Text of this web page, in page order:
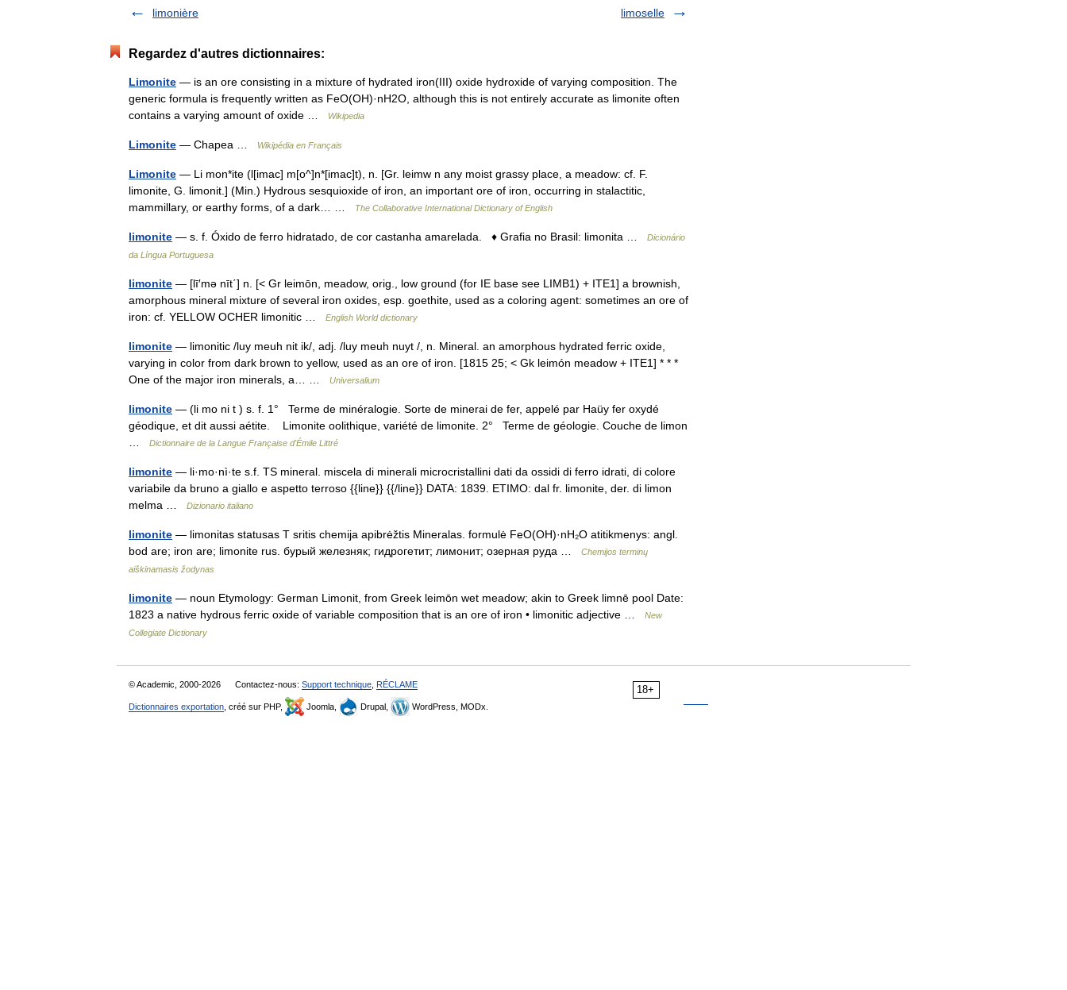
limonière
limoselle
Regardez d'autres dictionnaires:
Limonite — is an ore consisting in a mixture of hydrated iron(III) oxide hydroxide of varying composition. The
generic formula is frequently written as FeO(OH)·nH2O, although this is not entirely accurate as limonite often
contains a varying amount of oxide …
Wikipedia
Limonite — Chapea … Wikipédia en Français
Limonite — Li mon*ite (l[imac] m[o^]n*[imac]t), n. [Gr. leimw n any moist grassy place, a meadow: cf. F.
limonite, G. limonit.] (Min.) Hydrous sesquioxide of iron, an important ore of iron, occurring in stalactitic,
mammillary, or earthy forms, of a dark… …
The Collaborative International Dictionary of English
limonite — s. f. Óxido de ferro hidratado, de cor castanha amarelada. ♦ Grafia no Brasil: limonita …
Dicionário
da Língua Portuguesa
limonite — [lī′mə nīt΄] n. [< Gr leimōn, meadow, orig., low ground (for IE base see LIMB1) + ITE1] a brownish,
amorphous mineral mixture of several iron oxides, esp. goethite, used as a coloring agent: sometimes an ore of
iron: cf. YELLOW OCHER limonitic …
English World dictionary
limonite — limonitic /luy meuh nit ik/, adj. /luy meuh nuyt /, n. Mineral. an amorphous hydrated ferric oxide,
varying in color from dark brown to yellow, used as an ore of iron. [1815 25; < Gk leimón meadow + ITE1] * * *
One of the major iron minerals, a… …
Universalium
limonite — (li mo ni t ) s. f. 1° Terme de minéralogie. Sorte de minerai de fer, appelé par Haüy fer oxydé
géodique, et dit aussi aétite. Limonite oolithique, variété de limonite. 2° Terme de géologie. Couche de limon
Dictionnaire de la Langue Française d'Émile Littré
limonite — li·mo·nì·te s.f. TS mineral. miscela di minerali microcristallini dati da ossidi di ferro idrati, di colore
variabile da bruno a giallo e aspetto terroso {{line}} {{/line}} DATA: 1839. ETIMO: dal fr. limonite, der. di limon
melma …
Dizionario italiano
limonite — limonitas statusas T sritis chemija apibrėžtis Mineralas. formulė FeO(OH)·nH₂O atitikmenys: angl.
bod are; iron are; limonite rus. бурый железняк; гидрогетит; лимонит; озерная руда …
Chemijos terminų
aiškinamasis žodynas
limonite — noun Etymology: German Limonit, from Greek leimōn wet meadow; akin to Greek limnē pool Date:
1823 a native hydrous ferric oxide of variable composition that is an ore of iron • limonitic adjective …
New
Collegiate Dictionary
18+
© Academic, 2000-2026 Contactez-nous: Support technique RÉCLAME
Dictionnaires exportation , créé sur PHP, Joomla, Drupal, WordPress, MODx.